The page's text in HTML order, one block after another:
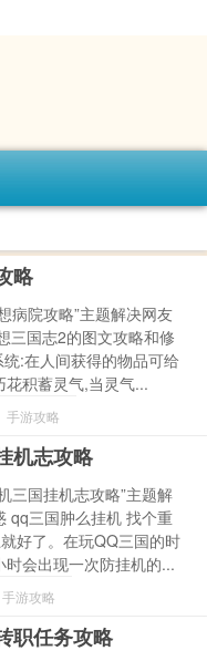
略
病院攻略”主题解决网友
三国志2的图文攻略和修
:在人间获得的物品可给
花积蓄灵气,当灵气...
手游攻略
机志攻略
三国挂机志攻略”主题解
qq三国肿么挂机 找个重
好了。在玩QQ三国的时
时会出现一次防挂机的...
手游攻略
职任务攻略